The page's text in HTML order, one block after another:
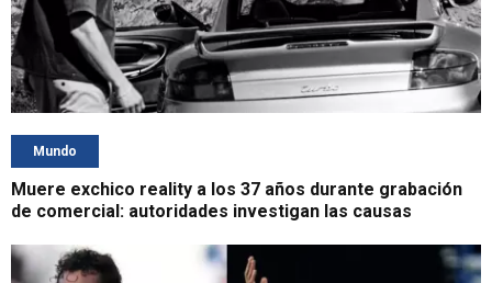
Mundo
Muere exchico reality a los 37 años durante grabación
de comercial: autoridades investigan las causas